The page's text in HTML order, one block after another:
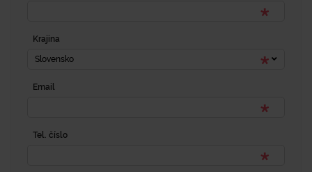
Krajina
Slovensko
Email
Tel. číslo